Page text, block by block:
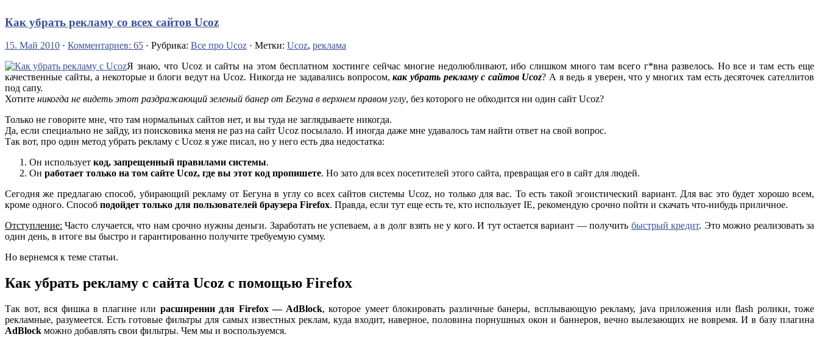
Как убрать рекламу со всех сайтов Ucoz
15. Май 2010 · Комментариев: 65 · Рубрика: Все про Ucoz · Метки: Ucoz, реклама
Я знаю, что Ucoz и сайты на этом бесплатном хостинге сейчас многие недолюбливают, ибо слишком много там всего г*вна развелось. Но все и там есть еще
качественные сайты, а некоторые и блоги ведут на Ucoz. Никогда не задавались вопросом,как убрать рекламу с сайтов Ucoz? А я ведь я уверен, что у многих там есть десяточек сателлитов
под сапу.
Хотите никогда не видеть этот раздражающий зеленый банер от Бегуна в верхнем правом углу, без которого не обходится ни один сайт Ucoz?
Только не говорите мне, что там нормальных сайтов нет, и вы туда не заглядываете никогда.
Да, если специально не зайду, из поисковика меня не раз на сайт Ucoz посылало. И иногда даже мне удавалось там найти ответ на свой вопрос.
Так вот, про один метод убрать рекламу с Ucoz я уже писал, но у него есть два недостатка:
Он использует код, запрещенный правилами системы.
Он работает только на том сайте Ucoz, где вы этот код пропишете. Но зато для всех посетителей этого сайта, превращая его в сайт для людей.
Сегодня же предлагаю способ, убирающий рекламу от Бегуна в углу со всех сайтов системы Ucoz, но только для вас. То есть такой эгоистический вариант. Для вас это будет хорошо всем,
кроме одного. Способ подойдет только для пользователей браузера Firefox. Правда, если тут еще есть те, кто использует IE, рекомендую срочно пойти и скачать что-нибудь приличное.
Отступление: Часто случается, что нам срочно нужны деньги. Заработать не успеваем, а в долг взять не у кого. И тут остается вариант — получить быстрый кредит. Это можно реализовать за
один день, в итоге вы быстро и гарантированно получите требуемую сумму.
Но вернемся к теме статьи.
Как убрать рекламу с сайта Ucoz с помощью Firefox
Так вот, вся фишка в плагине или расширении для Firefox — AdBlock, которое умеет блокировать различные банеры, всплывающую рекламу, java приложения или flash ролики, тоже
рекламные, разумеется. Есть готовые фильтры для самых известных реклам, куда входит, наверное, половина порнушных окон и баннеров, вечно вылезающих не вовремя. И в базу плагина
AdBlock можно добавлять свои фильтры. Чем мы и воспользуемся.